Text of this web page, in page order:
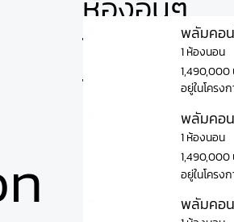
ใน
โครงการ
พลัมคอ
1 ห้องนอน
1,490,000
อยู่ในโครง
พลัมคอ
1 ห้องนอน
1,490,000
อยู่ในโครง
พลัมคอ